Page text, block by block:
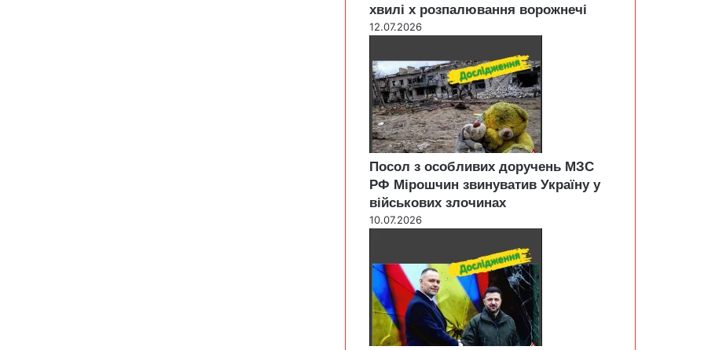
хвилі х розпалювання ворожнечі
12.07.2026
Посол з особливих доручень МЗС
РФ Мірошчин звинуватив Україну у
військових злочинах
10.07.2026